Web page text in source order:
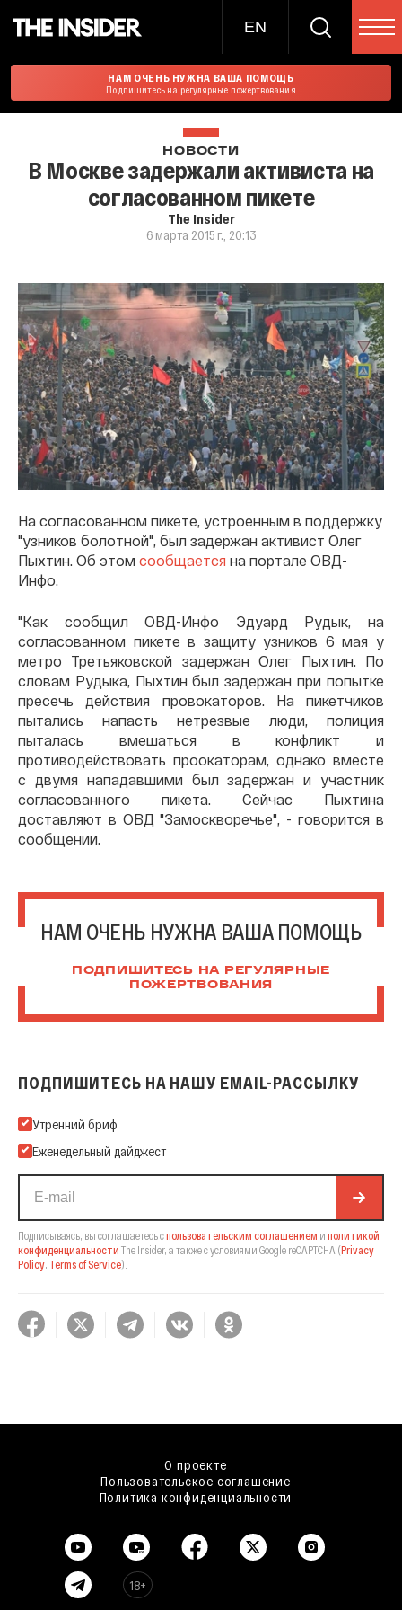
EN
НАМ ОЧЕНЬ НУЖНА ВАША ПОМОЩЬ
Подпишитесь на регулярные пожертвования
НОВОСТИ
В Москве задержали активиста на
согласованном пикете
The Insider
6 марта 2015 г., 20:13
На согласованном пикете, устроенным в поддержку
"узников болотной", был задержан активист Олег
Пыхтин. Об этом сообщается на портале ОВД-
Инфо.
"Как сообщил ОВД-Инфо Эдуард Рудык, на
согласованном пикете в защиту узников 6 мая у
метро Третьяковской задержан Олег Пыхтин. По
словам Рудыка, Пыхтин был задержан при попытке
пресечь действия провокаторов. На пикетчиков
пытались напасть нетрезвые люди, полиция
пыталась вмешаться в конфликт и
противодействовать проокаторам, однако вместе
с двумя нападавшими был задержан и участник
согласованного пикета. Сейчас Пыхтина
доставляют в ОВД "Замоскворечье", - говорится в
сообщении.
НАМ ОЧЕНЬ НУЖНА ВАША ПОМОЩЬ
ПОДПИШИТЕСЬ НА РЕГУЛЯРНЫЕ
ПОЖЕРТВОВАНИЯ
ПОДПИШИТЕСЬ НА НАШУ EMAIL-РАССЫЛКУ
Подпишитесь на нашу Email-рассылку
Утренний бриф
Еженедельный дайджест
Подписываясь, вы соглашаетесь спользовательским соглашением и политикой
конфиденциальности The Insider, а также с условиями Google reCAPTCHA (Privacy
Policy Terms of Service).
О проекте
Пользовательское соглашение
Политика конфиденциальности
18+